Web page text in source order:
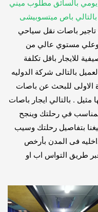
بالسائق مطلوب ميني
باص ميتسوبيشى
باصات نقل سياحي
وعلي مستوي عالي من
للايجار باقل تكلفة
بالتالى شركة الدوليه
الاولى للبحث عن باصات
. بالتالي ايجار باصات
في رحلتك وينجح
بتفاصيل رحلتك وسيب
فى المدن بأرخص
طريق التواس اب او